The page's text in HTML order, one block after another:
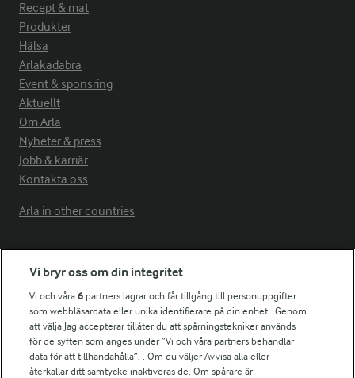
Recept & mat
Produkter
Hälsa
Arlakadabra
Event & sponsring
Aktuellt
Om Arla
Nyheter & press
Jobb & karriär
Kontakta oss
Arla in other countries
Fler Arlasajter
För ägare
Arlas kundportal
Arla.com
Falbygdens Ost
Vi bryr oss om din integritet
Vi och våra6 partners lagrar och får tillgång till personuppgifter
som webbläsardata eller unika identifierare på din enhet . Genom
att välja Jag accepterar tillåter du att spårningstekniker används
för de syften som anges under ”Vi och våra partners behandlar
data för att tillhandahålla”. . Om du väljer Avvisa alla eller
återkallar ditt samtycke inaktiveras de. Om spårare är